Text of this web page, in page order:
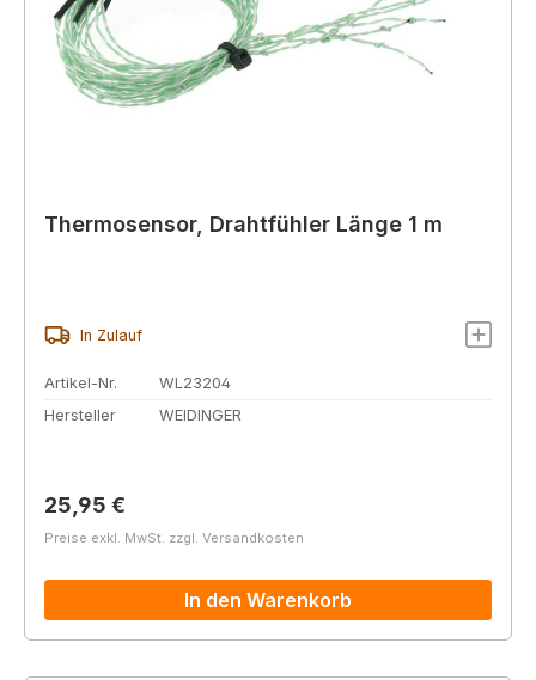
Thermosensor, Drahtfühler Länge 1 m
In Zulauf
Artikel-Nr.
WL23204
Hersteller
WEIDINGER
Regulärer Preis:
25,95 €
Preise exkl. MwSt. zzgl. Versandkosten
In den Warenkorb